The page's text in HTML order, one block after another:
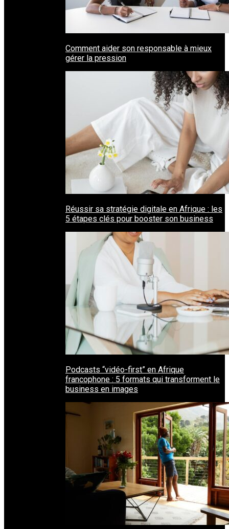
Comment aider son responsable à mieux
gérer la pression
Réussir sa stratégie digitale en Afrique : les
5 étapes clés pour booster son business
Podcasts “vidéo-first” en Afrique
francophone : 5 formats qui transforment le
business en images